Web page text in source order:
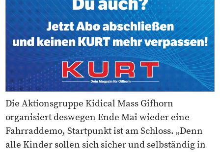
Die Aktionsgruppe Kidical Mass Gifhorn
organisiert deswegen Ende Mai wieder eine
Fahrraddemo, Startpunkt ist am Schloss. „Denn
alle Kinder sollen sich sicher und selbständig in